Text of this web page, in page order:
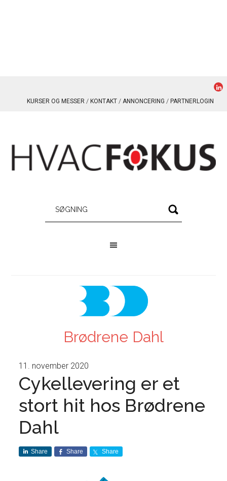
KURSER OG MESSER KONTAKT ANNONCERING PARTNERLOGIN
Brødrene Dahl
11. november 2020
Cykellevering er et
stort hit hos Brødrene
Dahl
Share Share Share